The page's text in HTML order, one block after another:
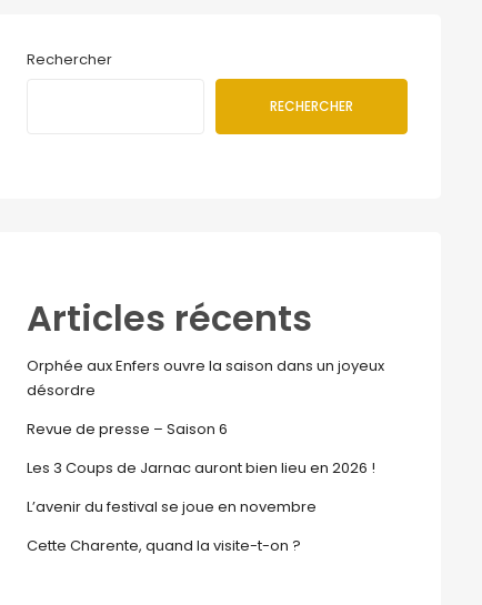
Rechercher
RECHERCHER
Articles récents
Orphée aux Enfers ouvre la saison dans un joyeux
désordre
Revue de presse – Saison 6
Les 3 Coups de Jarnac auront bien lieu en 2026 !
L’avenir du festival se joue en novembre
Cette Charente, quand la visite-t-on ?